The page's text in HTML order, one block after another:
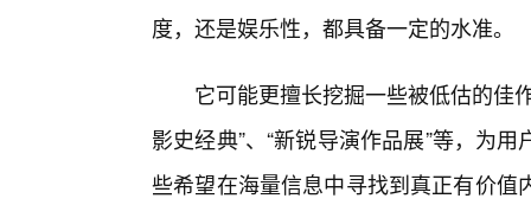
度，还是娱乐性，都具备一定的水准。
它可能更擅长挖掘一些被低估的佳
影史经典”、“新锐导演作品展”等，为
些希望在海量信息中寻找到真正有价值